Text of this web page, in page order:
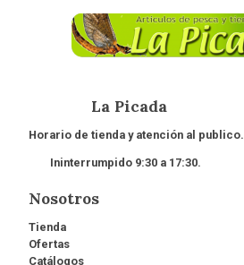
La Picada
Horario de tienda y atención al publico.
Ininterrumpido 9:30 a 17:30.
Nosotros
Tienda
Ofertas
Catálogos